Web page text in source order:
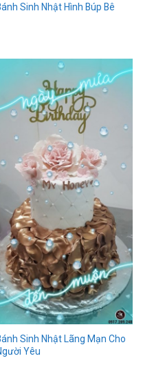
Sinh Nhật Hình Búp Bê
Sinh Nhật Lãng Mạn Cho
Yêu